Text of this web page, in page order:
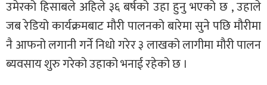
उमेरको हिसाबले अहिले ३६ बर्षको उहा हुनु भएको छ , उहाले
जब रेडियो कार्यक्रमबाट मौरी पालनको बारेमा सुने पछि मौरीमा
नै आफनो लगानी गर्ने निधो गरेर ३ लाखको लागीमा मौरी पालन
ब्यवसाय शुरु गरेको उहाको भनाई रहेको छ ।